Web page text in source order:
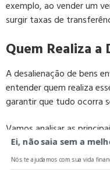
exemplo, ao vender um
surgir taxas de
Quem Realiza a
A desalienação de bens
entender quem realiza
garantir que tudo ocorra
Vamos analisar as
Proprietário do
Ei, não saia sem a
Nós te ajudamos com sua vida